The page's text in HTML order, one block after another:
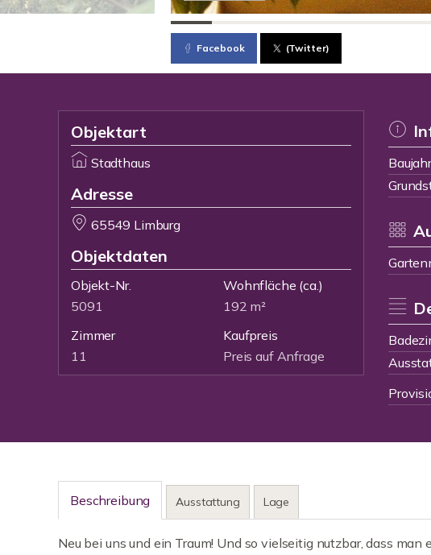
Facebook (Twitter)
Objektart
Stadthaus
Adresse
65549 Limburg
Objektdaten
Objekt-Nr.
5091
Wohnfläche (ca.)
192 m²
Zimmer
11
Kaufpreis
Preis auf Anfrage
Baujahr
Beschreibung Ausstattung Lage
Neu bei uns und ein Traum! Und so vielseitig nutzbar, dass